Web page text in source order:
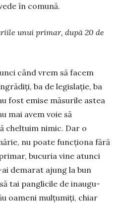
în comună.
unui primar, după 20 de
când vrem să facem
ba de legislație, ba
fost emise măsurile as­tea
mai avem voie să
chel­tuim nimic. Dar o
nu poate funcționa fără
bucuria vine atunci
dema­rat ajung la bun
tai pan­gli­cile de inaugu­
oameni mul­țumiți, chiar